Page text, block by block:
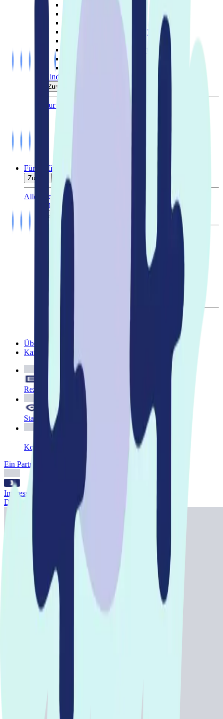
Schlafapnoe & Ateminsuffizienz
Schwangerschafts-Hilfsmittel
Venenleiden und Krampfadern
Kinderversorgung
Zurück
Zur Übersicht
Für Profis und Fachkreise
Zurück
Alle Themen
Für deine Institution
Zurück
Zur Übersicht
Technisches Gerätemanagement
Über uns
Karriere
Rezeptübermittlung
Standorte
Kontakt
Ein Partner von SMINA
Impressum
Datenschutz